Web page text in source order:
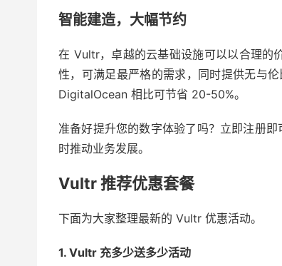
智能建造，大幅节约
在 Vultr，卓越的云基础设施可以以合理的
性，可满足最严格的需求，同时提供无与
DigitalOcean 相比可节省 20-50%。
准备好提升您的数字体验了吗？ 立即注册即
时推动业务发展。
Vultr 推荐优惠套餐
下面为大家整理最新的 Vultr 优惠活动。
1. Vultr 充多少送多少活动